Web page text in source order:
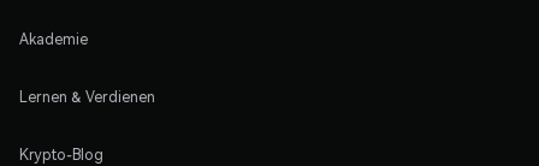
Akademie
Lernen & Verdienen
Krypto-Blog